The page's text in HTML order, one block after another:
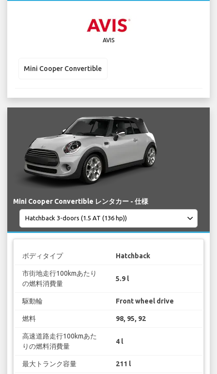
AVIS
Mini Cooper Convertible
Mini Cooper Convertible レンタカー - 仕様
ボディタイプ Hatchback
市街地走行100kmあたり
の燃料消費量
5.9 l
駆動輪 Front wheel drive
燃料 98, 95, 92
高速道路走行100kmあた
りの燃料消費量
4 l
最大トランク容量 211 l